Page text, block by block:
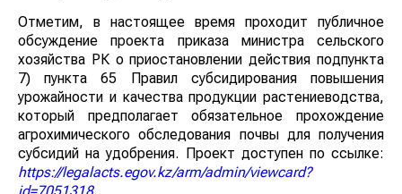
Отметим, в настоящее время проходит публичное
обсуждение проекта приказа министра сельского
хозяйства РК о приостановлении действия подпункта
7) пункта 65 Правил субсидирования повышения
урожайности и качества продукции растениеводства,
который предполагает обязательное прохождение
агрохимического обследования почвы для получения
субсидий на удобрения. Проект доступен по ссылке:
https://legalacts.egov.kz/arm/admin/viewcard?